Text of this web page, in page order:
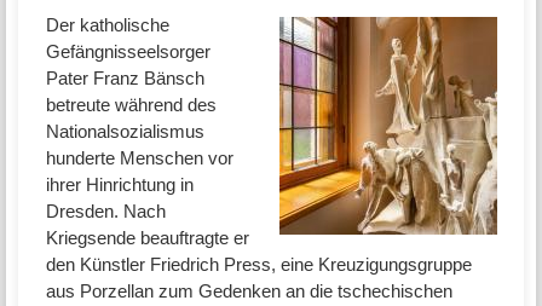
Der katholische
Gefängnisseelsorger
Pater Franz Bänsch
betreute während des
Nationalsozialismus
hunderte Menschen vor
ihrer Hinrichtung in
Dresden. Nach
Kriegsende beauftragte er
den Künstler Friedrich Press, eine Kreuzigungsgruppe
aus Porzellan zum Gedenken an die tschechischen